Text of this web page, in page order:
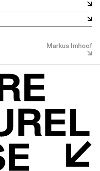
Markus Imhoof